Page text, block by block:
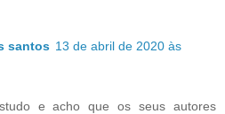
santos 13 de abril de 2020 às
e acho que os seus autores